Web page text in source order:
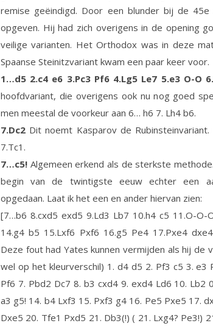
remise geëindigd. Door een blunder bij de
opgeven. Hij had zich overigens in de opening
veilige varianten. Het Orthodox was in deze
Spaanse Steinitzvariant kwam een paar keer voor.
1…d5 2.c4 e6 3.Pc3 Pf6 4.Lg5 Le7 5.e3 O-O
hoofdvariant, die overigens ook nu nog goed
men meestal de voorkeur aan 6… h6 7. Lh4 b6.
7.Dc2 Dit noemt Kasparov de
7.Tc1.
7…c5! Algemeen erkend als de sterkste
begin van de twintigste eeuw echter een
opgedaan. Laat ik het een en ander hiervan zien:
[7…b6 8.cxd5 exd5 9.Ld3 Lb7 10.h4 c5 11.O-O-
14.g4 b5 15.Lxf6 Pxf6 16.g5 Pe4 17.Pxe4
Deze fout had Yates kunnen vermijden als hij de
wel op het kleurverschil) 1. d4 d5 2. Pf3 c5 3. e3
Pf6 7. Pbd2 Dc7 8. b3 cxd4 9. exd4 Ld6 10. Lb2
a3 g5! 14. b4 Lxf3 15. Pxf3 g4 16. Pe5 Pxe5 17.
Dxe5 20. Tfe1 Pxd5 21. Db3(!) ( 21. Lxg4? Pe3!)